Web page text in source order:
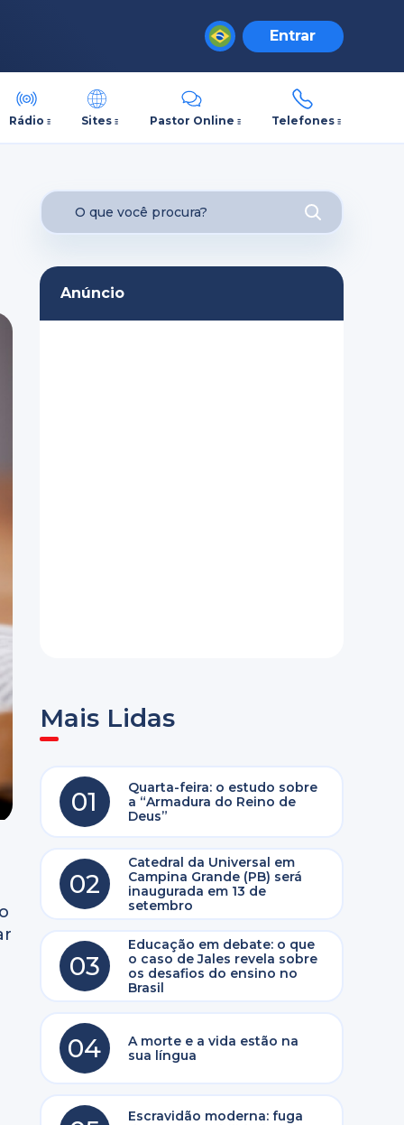
Entrar
Rádio Sites Pastor Online Telefones
Anúncio
Mais Lidas
01
Quarta-feira: o estudo sobre
a “Armadura do Reino de
Deus”
02
Catedral da Universal em
Campina Grande (PB) será
inaugurada em 13 de
setembro
03
Educação em debate: o que
o caso de Jales revela sobre
os desafios do ensino no
Brasil
04
A morte e a vida estão na
sua língua
Escravidão moderna: fuga